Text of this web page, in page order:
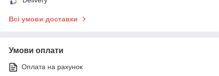
Всі умови доставки
Умови оплати
Оплата на рахунок